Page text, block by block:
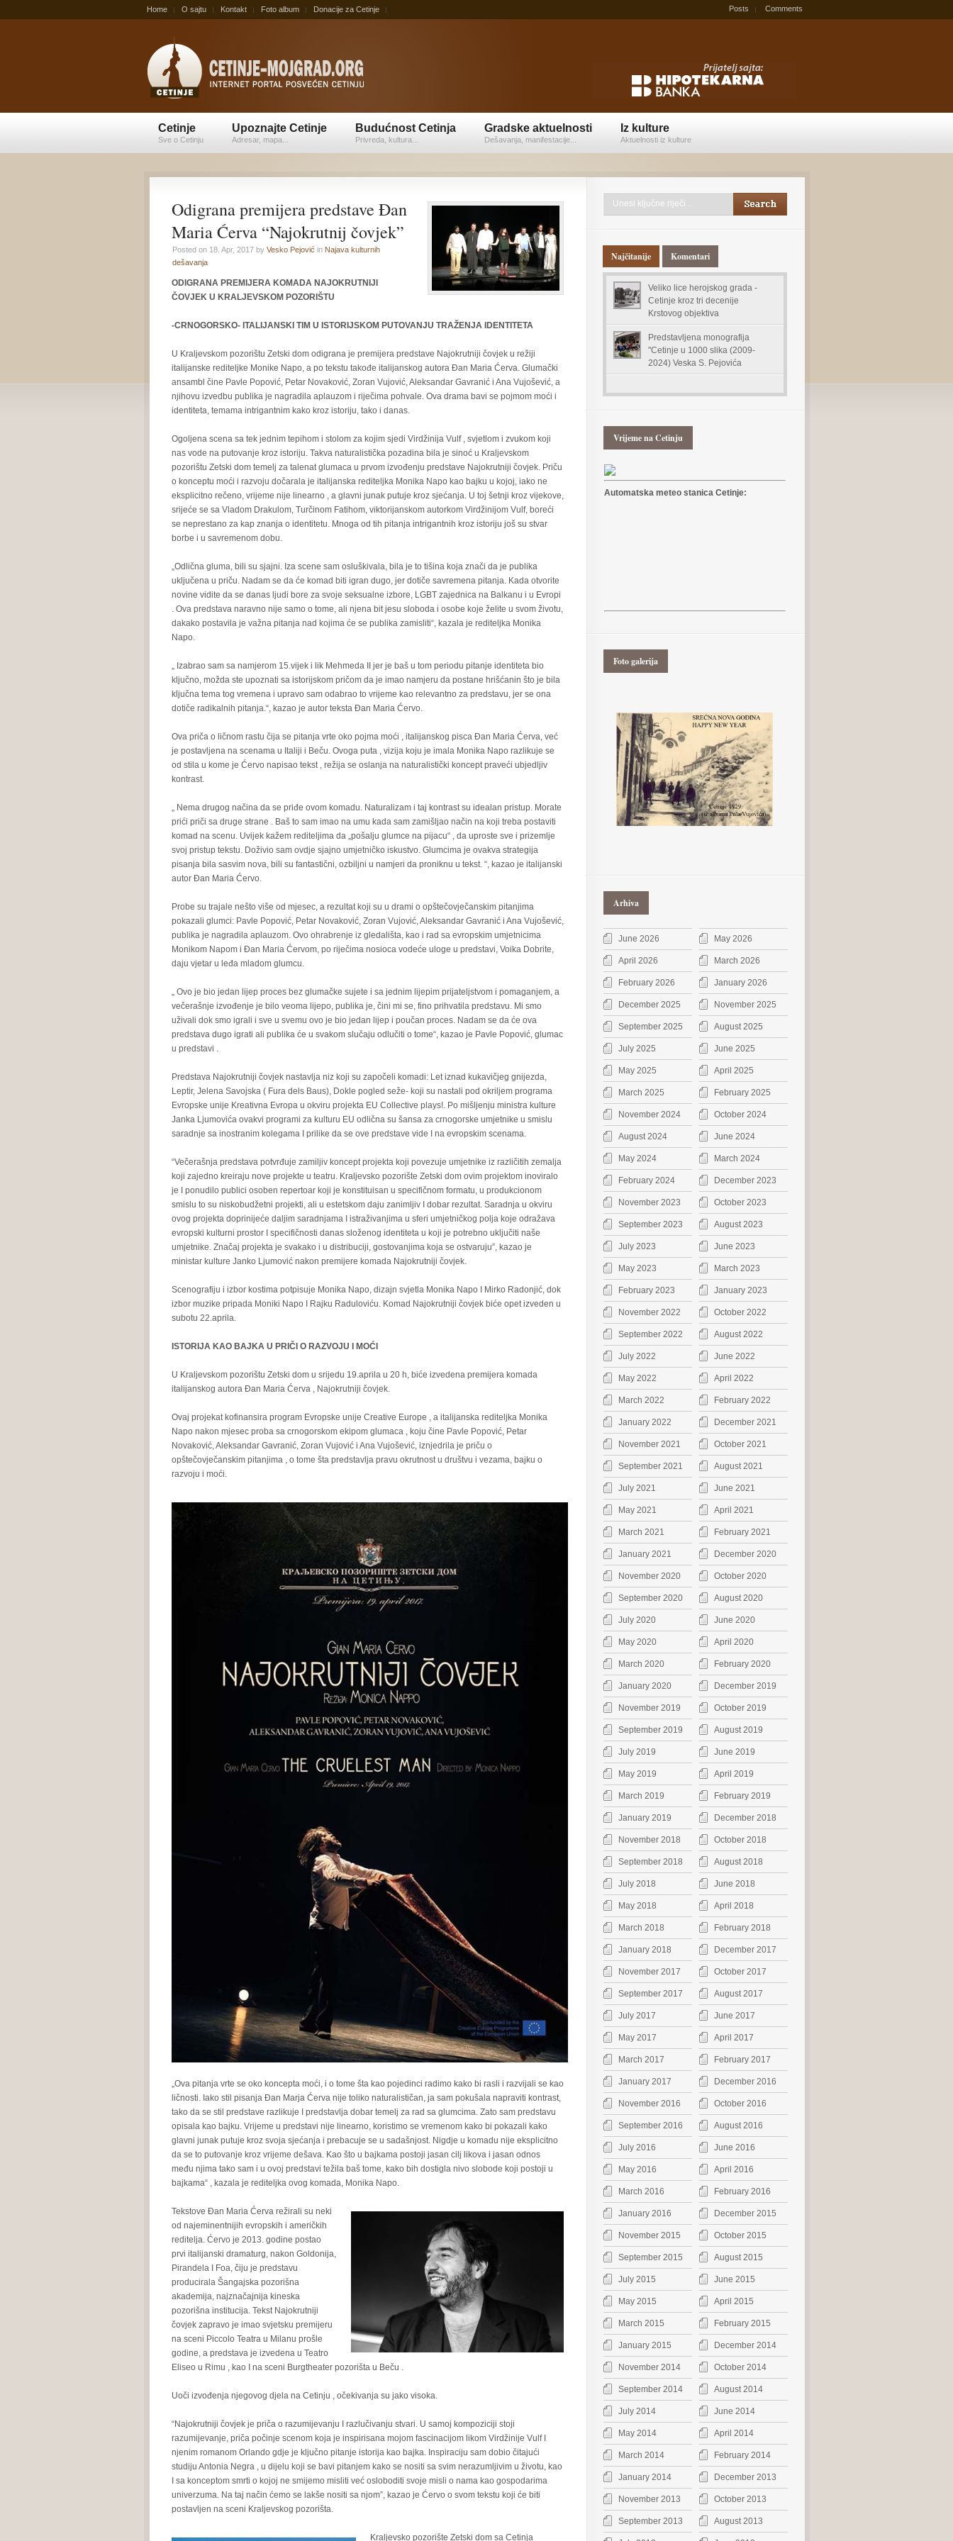
Home O sajtu Kontakt Foto album Donacije za Cetinje Posts Comments
Cetinje
Sve o Cetinju
Upoznajte Cetinje
Adresar, mapa...
Budućnost Cetinja
Privreda, kultura...
Gradske aktuelnosti
Dešavanja, manifestacije...
Iz kulture
Aktuelnosti iz kulture
Odigrana premijera predstave Đan
Maria Ćerva “Najokrutnij čovjek”
Posted on 18. Apr, 2017 by Vesko Pejović in Najava kulturnih
dešavanja
ODIGRANA PREMIJERA KOMADA NAJOKRUTNIJI
ČOVJEK U KRALJEVSKOM POZORIŠTU
-CRNOGORSKO- ITALIJANSKI TIM U ISTORIJSKOM PUTOVANJU TRAŽENJA IDENTITETA
U Kraljevskom pozorištu Zetski dom odigrana je premijera predstave Najokrutniji čovjek u režiji
italijanske rediteljke Monike Napo, a po tekstu takođe italijanskog autora Đan Maria Ćerva. Glumački
ansambl čine Pavle Popović, Petar Novaković, Zoran Vujović, Aleksandar Gavranić i Ana Vujošević, a
njihovu izvedbu publika je nagradila aplauzom i riječima pohvale. Ova drama bavi se pojmom moći i
identiteta, temama intrigantnim kako kroz istoriju, tako i danas.
Ogoljena scena sa tek jednim tepihom i stolom za kojim sjedi Virdžinija Vulf , svjetlom i zvukom koji
nas vode na putovanje kroz istoriju. Takva naturalistička pozadina bila je sinoć u Kraljevskom
pozorištu Zetski dom temelj za talenat glumaca u prvom izvođenju predstave Najokrutniji čovjek. Priču
o konceptu moći i razvoju dočarala je italijanska rediteljka Monika Napo kao bajku u kojoj, iako ne
eksplicitno rečeno, vrijeme nije linearno , a glavni junak putuje kroz sjećanja. U toj šetnji kroz vijekove,
srijeće se sa Vladom Drakulom, Turčinom Fatihom, viktorijanskom autorkom Virdžinijom Vulf, boreći
se neprestano za kap znanja o identitetu. Mnoga od tih pitanja intrigantnih kroz istoriju još su stvar
borbe i u savremenom dobu.
„Odlična gluma, bili su sjajni. Iza scene sam osluškivala, bila je to tišina koja znači da je publika
uključena u priču. Nadam se da će komad biti igran dugo, jer dotiče savremena pitanja. Kada otvorite
novine vidite da se danas ljudi bore za svoje seksualne izbore, LGBT zajednica na Balkanu i u Evropi
. Ova predstava naravno nije samo o tome, ali njena bit jesu sloboda i osobe koje želite u svom životu,
dakako postavila je važna pitanja nad kojima će se publika zamisliti“, kazala je rediteljka Monika
Napo.
„ Izabrao sam sa namjerom 15.vijek i lik Mehmeda II jer je baš u tom periodu pitanje identiteta bio
ključno, možda ste upoznati sa istorijskom pričom da je imao namjeru da postane hrišćanin što je bila
ključna tema tog vremena i upravo sam odabrao to vrijeme kao relevantno za predstavu, jer se ona
dotiče radikalnih pitanja.“, kazao je autor teksta Đan Maria Ćervo.
Ova priča o ličnom rastu čija se pitanja vrte oko pojma moći , italijanskog pisca Đan Maria Ćerva, već
je postavljena na scenama u Italiji i Beču. Ovoga puta , vizija koju je imala Monika Napo razlikuje se
od stila u kome je Ćervo napisao tekst , režija se oslanja na naturalistički koncept praveći ubjedljiv
kontrast.
„ Nema drugog načina da se priđe ovom komadu. Naturalizam i taj kontrast su idealan pristup. Morate
prići priči sa druge strane . Baš to sam imao na umu kada sam zamišljao način na koji treba postaviti
komad na scenu. Uvijek kažem rediteljima da „pošalju glumce na pijacu“ , da uproste sve i prizemlje
svoj pristup tekstu. Doživio sam ovdje sjajno umjetničko iskustvo. Glumcima je ovakva strategija
pisanja bila sasvim nova, bili su fantastični, ozbiljni u namjeri da proniknu u tekst. “, kazao je italijanski
autor Đan Maria Ćervo.
Probe su trajale nešto više od mjesec, a rezultat koji su u drami o opštečovječanskim pitanjima
pokazali glumci: Pavle Popović, Petar Novaković, Zoran Vujović, Aleksandar Gavranić i Ana Vujošević,
publika je nagradila aplauzom. Ovo ohrabrenje iz gledališta, kao i rad sa evropskim umjetnicima
Monikom Napom i Đan Maria Ćervom, po riječima nosioca vodeće uloge u predstavi, Voika Dobrite,
daju vjetar u leđa mladom glumcu.
„ Ovo je bio jedan lijep proces bez glumačke sujete i sa jednim lijepim prijateljstvom i pomaganjem, a
večerašnje izvođenje je bilo veoma lijepo, publika je, čini mi se, fino prihvatila predstavu. Mi smo
uživali dok smo igrali i sve u svemu ovo je bio jedan lijep i poučan proces. Nadam se da će ova
predstava dugo igrati ali publika će u svakom slučaju odlučiti o tome“, kazao je Pavle Popović, glumac
u predstavi .
Predstava Najokrutniji čovjek nastavlja niz koji su započeli komadi: Let iznad kukavičjeg gnijezda,
Leptir, Jelena Savojska ( Fura dels Baus), Dokle pogled seže- koji su nastali pod okriljem programa
Evropske unije Kreativna Evropa u okviru projekta EU Collective plays!. Po mišljenju ministra kulture
Janka Ljumovića ovakvi programi za kulturu EU odlična su šansa za crnogorske umjetnike u smislu
saradnje sa inostranim kolegama I prilike da se ove predstave vide I na evropskim scenama.
“Večerašnja predstava potvrđuje zamiljiv koncept projekta koji povezuje umjetnike iz različitih zemalja
koji zajedno kreiraju nove projekte u teatru. Kraljevsko pozorište Zetski dom ovim projektom inoviralo
je I ponudilo publici osoben repertoar koji je konstituisan u specifičnom formatu, u produkcionom
smislu to su niskobudžetni projekti, ali u estetskom daju zanimljiv I dobar rezultat. Saradnja u okviru
ovog projekta doprinijeće daljim saradnjama I istraživanjima u sferi umjetničkog polja koje odražava
evropski kulturni prostor I specifičnosti danas složenog identiteta u koji je potrebno uključiti naše
umjetnike. Značaj projekta je svakako i u distribuciji, gostovanjima koja se ostvaruju”, kazao je
ministar kulture Janko Ljumović nakon premijere komada Najokrutniji čovjek.
Scenografiju i izbor kostima potpisuje Monika Napo, dizajn svjetla Monika Napo I Mirko Radonjić, dok
izbor muzike pripada Moniki Napo I Rajku Raduloviću. Komad Najokrutniji čovjek biće opet izveden u
subotu 22.aprila.
ISTORIJA KAO BAJKA U PRIČI O RAZVOJU I MOĆI
U Kraljevskom pozorištu Zetski dom u srijedu 19.aprila u 20 h, biće izvedena premijera komada
italijanskog autora Đan Maria Ćerva , Najokrutniji čovjek.
Ovaj projekat kofinansira program Evropske unije Creative Europe , a italijanska rediteljka Monika
Napo nakon mjesec proba sa crnogorskom ekipom glumaca , koju čine Pavle Popović, Petar
Novaković, Aleksandar Gavranić, Zoran Vujović i Ana Vujošević, iznjedrila je priču o
opštečovječanskim pitanjima , o tome šta predstavlja pravu okrutnost u društvu i vezama, bajku o
razvoju i moći.
„Ova pitanja vrte se oko koncepta moći, i o tome šta kao pojedinci radimo kako bi rasli i razvijali se kao
ličnosti. Iako stil pisanja Đan Marja Ćerva nije toliko naturalističan, ja sam pokušala napraviti kontrast,
tako da se stil predstave razlikuje I predstavlja dobar temelj za rad sa glumcima. Zato sam predstavu
opisala kao bajku. Vrijeme u predstavi nije linearno, koristimo se vremenom kako bi pokazali kako
glavni junak putuje kroz svoja sjećanja i prebacuje se u sadašnjost. Nigdje u komadu nije eksplicitno
da se to putovanje kroz vrijeme dešava. Kao što u bajkama postoji jasan cilj likova i jasan odnos
među njima tako sam i u ovoj predstavi težila baš tome, kako bih dostigla nivo slobode koji postoji u
bajkama“ , kazala je rediteljka ovog komada, Monika Napo.
Tekstove Đan Maria Ćerva režirali su neki
od najeminentnijih evropskih i američkih
reditelja. Ćervo je 2013. godine postao
prvi italijanski dramaturg, nakon Goldonija,
Pirandela I Foa, čiju je predstavu
producirala Šangajska pozorišna
akademija, najznačajnija kineska
pozorišna institucija. Tekst Najokrutniji
čovjek zapravo je imao svjetsku premijeru
na sceni Piccolo Teatra u Milanu prošle
godine, a predstava je izvedena u Teatro
Eliseo u Rimu , kao I na sceni Burgtheater pozorišta u Beču .
Uoči izvođenja njegovog djela na Cetinju , očekivanja su jako visoka.
“Najokrutniji čovjek je priča o razumijevanju I razlučivanju stvari. U samoj kompoziciji stoji
razumijevanje, priča počinje scenom koja je inspirisana mojom fascinacijom likom Virdžinije Vulf I
njenim romanom Orlando gdje je ključno pitanje istorija kao bajka. Inspiraciju sam dobio čitajući
studiju Antonia Negra , u dijelu koji se bavi pitanjem kako se nositi sa svim nerazumljivim u životu, kao
I sa konceptom smrti o kojoj ne smijemo misliti već osloboditi svoje misli o nama kao gospodarima
univerzuma. Na taj način ćemo se lakše nositi sa njom”, kazao je Ćervo o svom tekstu koji će biti
postavljen na sceni Kraljevskog pozorišta.
Kraljevsko pozorište Zetski dom sa Cetinja
Najčitanije Komentari
Veliko lice herojskog grada -
Cetinje kroz tri decenije
Krstovog objektiva
Predstavljena monografija
"Cetinje u 1000 slika (2009-
2024) Veska S. Pejovića
Vrijeme na Cetinju
Automatska meteo stanica Cetinje:
Foto galerija
Arhiva
June 2026 May 2026
April 2026 March 2026
February 2026 January 2026
December 2025 November 2025
September 2025 August 2025
July 2025 June 2025
May 2025 April 2025
March 2025 February 2025
November 2024 October 2024
August 2024 June 2024
May 2024 March 2024
February 2024 December 2023
November 2023 October 2023
September 2023 August 2023
July 2023 June 2023
May 2023 March 2023
February 2023 January 2023
November 2022 October 2022
September 2022 August 2022
July 2022 June 2022
May 2022 April 2022
March 2022 February 2022
January 2022 December 2021
November 2021 October 2021
September 2021 August 2021
July 2021 June 2021
May 2021 April 2021
March 2021 February 2021
January 2021 December 2020
November 2020 October 2020
September 2020 August 2020
July 2020 June 2020
May 2020 April 2020
March 2020 February 2020
January 2020 December 2019
November 2019 October 2019
September 2019 August 2019
July 2019 June 2019
May 2019 April 2019
March 2019 February 2019
January 2019 December 2018
November 2018 October 2018
September 2018 August 2018
July 2018 June 2018
May 2018 April 2018
March 2018 February 2018
January 2018 December 2017
November 2017 October 2017
September 2017 August 2017
July 2017 June 2017
May 2017 April 2017
March 2017 February 2017
January 2017 December 2016
November 2016 October 2016
September 2016 August 2016
July 2016 June 2016
May 2016 April 2016
March 2016 February 2016
January 2016 December 2015
November 2015 October 2015
September 2015 August 2015
July 2015 June 2015
May 2015 April 2015
March 2015 February 2015
January 2015 December 2014
November 2014 October 2014
September 2014 August 2014
July 2014 June 2014
May 2014 April 2014
March 2014 February 2014
January 2014 December 2013
November 2013 October 2013
September 2013 August 2013